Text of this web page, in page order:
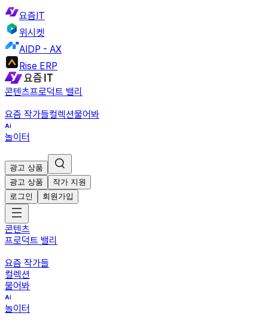
요즘IT
위시켓
AIDP - AX
Rise ERP
콘텐츠프로덕트 밸리
요즘 작가들컬렉션물어봐
놀이터
광고 상품
광고 상품
작가 지원
로그인
회원가입
콘텐츠
프로덕트 밸리
요즘 작가들
컬렉션
물어봐
놀이터